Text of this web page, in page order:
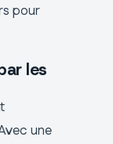
pour
les
une